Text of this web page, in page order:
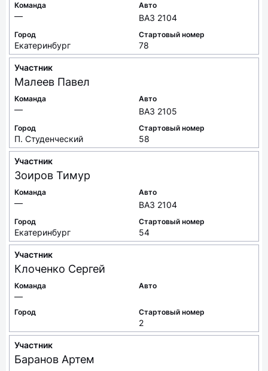
Команда
—
Авто
ВАЗ 2104
Город
Екатеринбург
Стартовый номер
78
Участник
Малеев Павел
Команда
—
Авто
ВАЗ 2105
Город
П. Студенческий
Стартовый номер
58
Участник
Зоиров Тимур
Команда
—
Авто
ВАЗ 2104
Город
Екатеринбург
Стартовый номер
54
Участник
Клоченко Сергей
Команда
—
Авто
Город Стартовый номер
2
Участник
Баранов Артем